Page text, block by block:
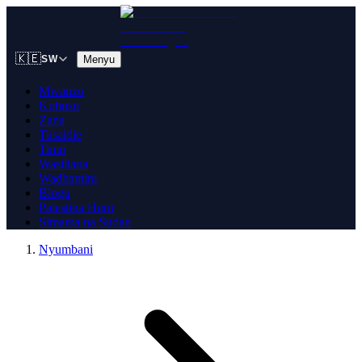
🇰🇪SW Menyu
Mwanzo
Kuhusu
Zana
Tusaidie
Timu
Wasiliana
Wadhamini
Blogu
Palestina Huru
Simama na Sudan
Nyumbani